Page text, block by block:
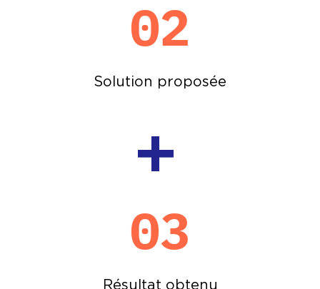
02
Solution proposée
+
03
Résultat obtenu